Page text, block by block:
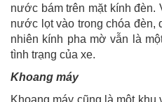
nước bám trên mặt kính
nước lọt vào trong chóa đèn,
nhiên kính pha mờ vẫn là
tình trạng của xe.
Khoang máy